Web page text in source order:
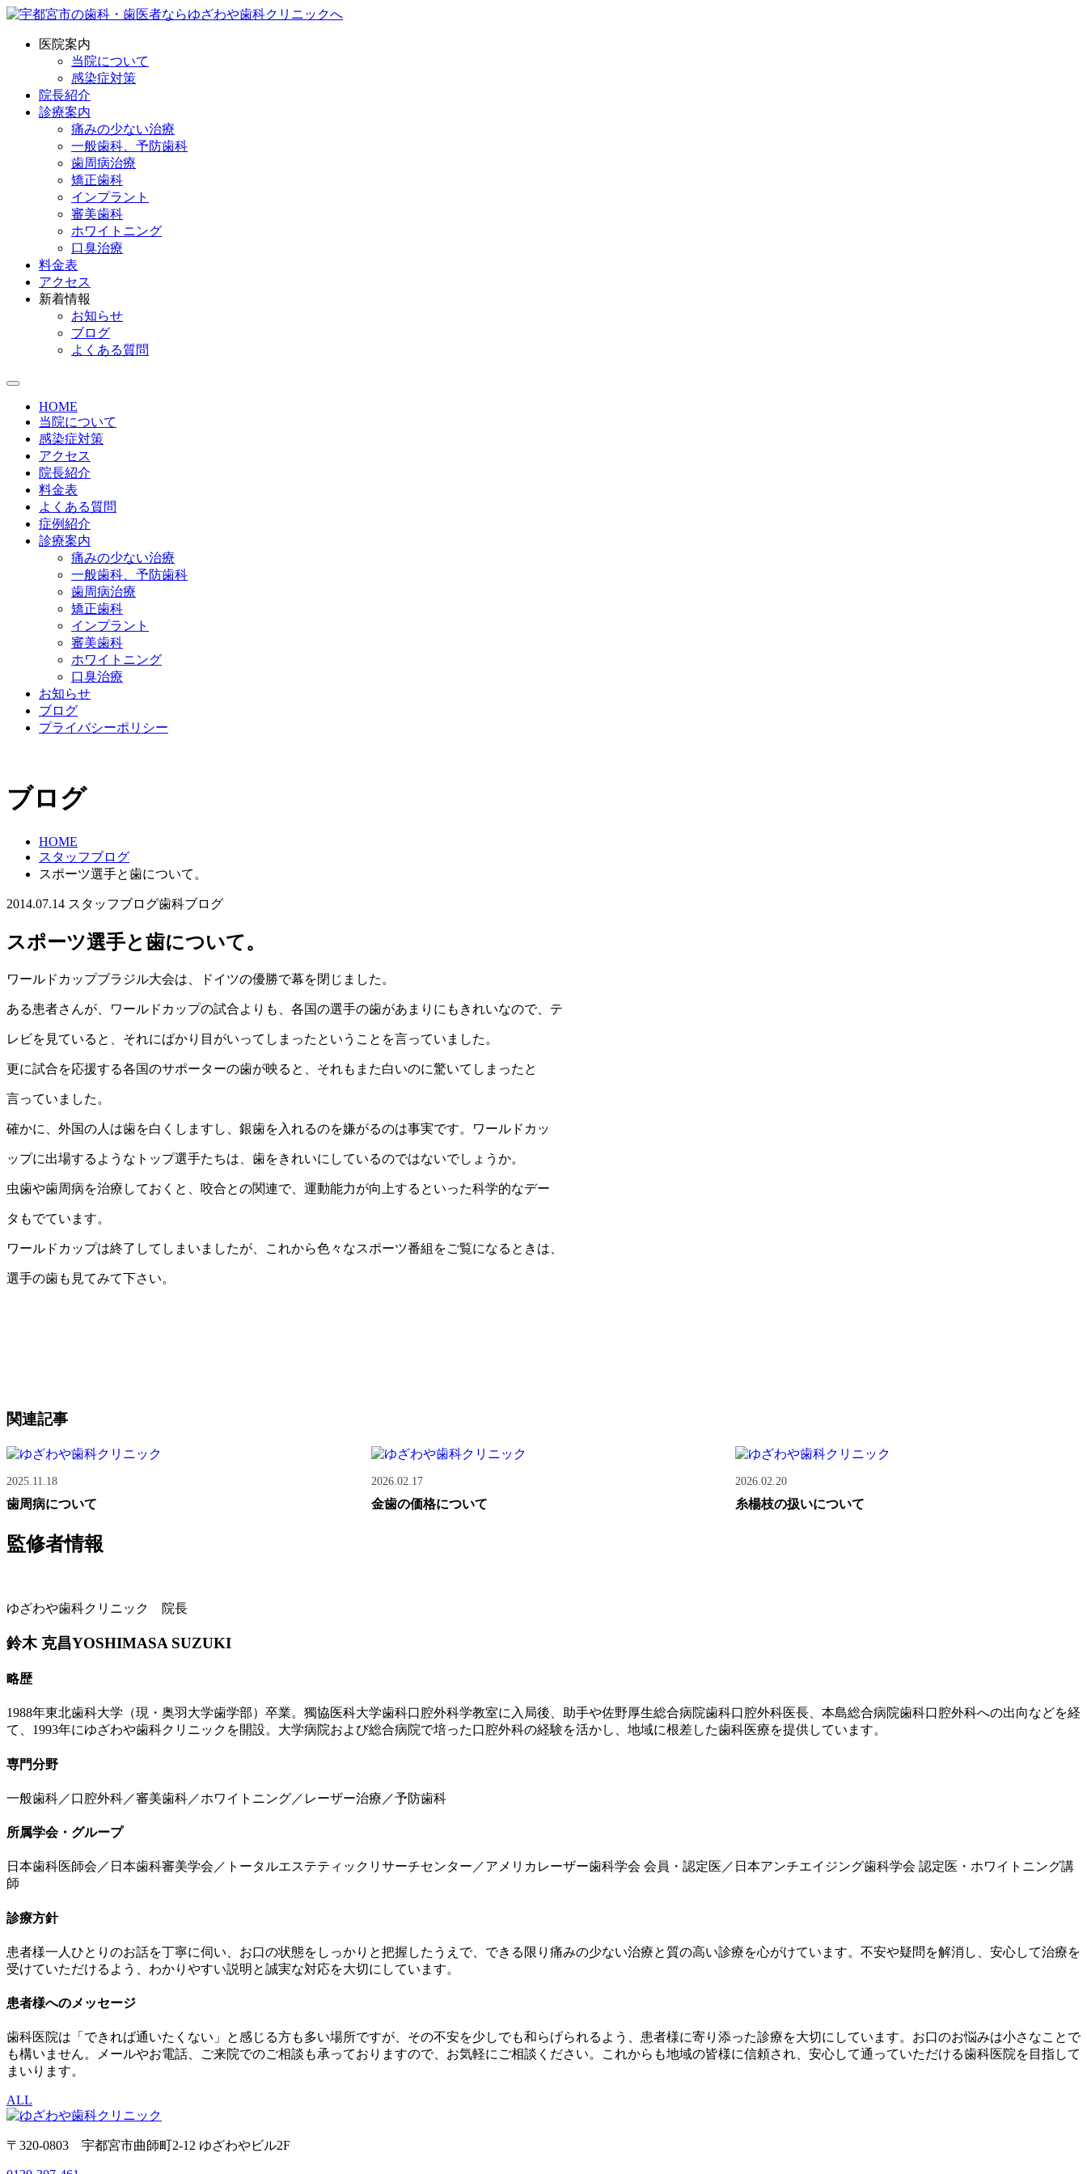
医院案内
当院について
感染症対策
院長紹介
診療案内
痛みの少ない治療
一般歯科、予防歯科
歯周病治療
矯正歯科
インプラント
審美歯科
ホワイトニング
口臭治療
料金表
アクセス
新着情報
お知らせ
ブログ
よくある質問
HOME
当院について
感染症対策
アクセス
院長紹介
料金表
よくある質問
症例紹介
診療案内
痛みの少ない治療
一般歯科、予防歯科
歯周病治療
矯正歯科
インプラント
審美歯科
ホワイトニング
口臭治療
お知らせ
ブログ
プライバシーポリシー
ブログ
HOME
スタッフブログ
スポーツ選手と歯について。
2014.07.14 スタッフブログ歯科ブログ
スポーツ選手と歯について。
ワールドカップブラジル大会は、ドイツの優勝で幕を閉じました。
ある患者さんが、ワールドカップの試合よりも、各国の選手の歯があまりにもきれいなので、テ
レビを見ていると、それにばかり目がいってしまったということを言っていました。
更に試合を応援する各国のサポーターの歯が映ると、それもまた白いのに驚いてしまったと
言っていました。
確かに、外国の人は歯を白くしますし、銀歯を入れるのを嫌がるのは事実です。ワールドカッ
ップに出場するようなトップ選手たちは、歯をきれいにしているのではないでしょうか。
虫歯や歯周病を治療しておくと、咬合との関連で、運動能力が向上するといった科学的なデー
タもでています。
ワールドカップは終了してしまいましたが、これから色々なスポーツ番組をご覧になるときは、
選手の歯も見てみて下さい。
関連記事
2025.11.18
歯周病について
2026.02.17
金歯の価格について
2026.02.20
糸楊枝の扱いについて
監修者情報
ゆざわや歯科クリニック 院長
鈴木 克昌YOSHIMASA SUZUKI
略歴
1988年東北歯科大学（現・奥羽大学歯学部）卒業。獨協医科大学歯科口腔外科学教室に入局後、助手や佐野厚生総合病院歯科口腔外科医長、本島総合病院歯科口腔外科への出向などを経
て、1993年にゆざわや歯科クリニックを開設。大学病院および総合病院で培った口腔外科の経験を活かし、地域に根差した歯科医療を提供しています。
専門分野
一般歯科／口腔外科／審美歯科／ホワイトニング／レーザー治療／予防歯科
所属学会・グループ
日本歯科医師会／日本歯科審美学会／トータルエステティックリサーチセンター／アメリカレーザー歯科学会 会員・認定医／日本アンチエイジング歯科学会 認定医・ホワイトニング講
師
診療方針
患者様一人ひとりのお話を丁寧に伺い、お口の状態をしっかりと把握したうえで、できる限り痛みの少ない治療と質の高い診療を心がけています。不安や疑問を解消し、安心して治療を
受けていただけるよう、わかりやすい説明と誠実な対応を大切にしています。
患者様へのメッセージ
歯科医院は「できれば通いたくない」と感じる方も多い場所ですが、その不安を少しでも和らげられるよう、患者様に寄り添った診療を大切にしています。お口のお悩みは小さなことで
も構いません。メールやお電話、ご来院でのご相談も承っておりますので、お気軽にご相談ください。これからも地域の皆様に信頼され、安心して通っていただける歯科医院を目指して
まいります。
ALL
〒320-0803 宇都宮市曲師町2-12 ゆざわやビル2F